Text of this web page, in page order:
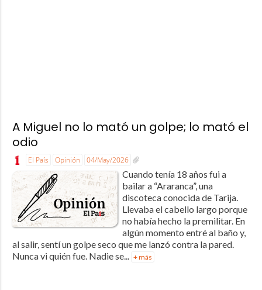
A Miguel no lo mató un golpe; lo mató el
odio
El País Opinión 04/May/2026
Cuando tenía 18 años fui a
bailar a “Araranca”, una
discoteca conocida de Tarija.
Llevaba el cabello largo porque
no había hecho la premilitar. En
algún momento entré al baño y,
al salir, sentí un golpe seco que me lanzó contra la pared.
Nunca vi quién fue. Nadie se...
+ más